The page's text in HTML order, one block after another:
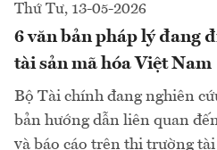
Thứ Tư, 13-05-2026
6 văn bản pháp lý đang
tài sản mã hóa Việt Nam
Bộ Tài chính đang nghiên
bản hướng dẫn liên quan
và báo cáo trên thị trường tài